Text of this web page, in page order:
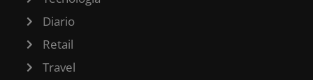
Diario
Retail
Travel